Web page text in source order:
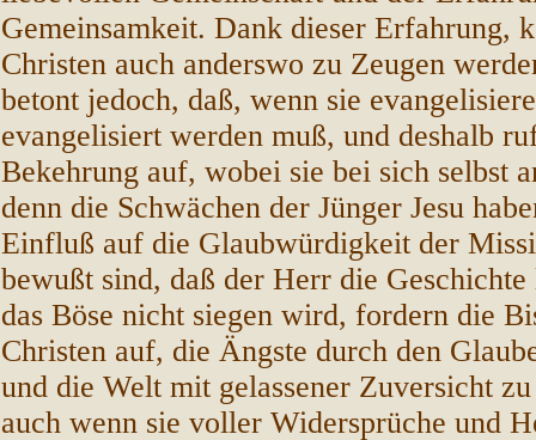
Gemeinsamkeit. Dank dieser Erfahrung,
Christen auch anderswo zu Zeugen
betont jedoch, daß, wenn sie
evangelisiert werden muß, und deshalb
Bekehrung auf, wobei sie bei sich selbst
denn die Schwächen der Jünger Jesu
Einfluß auf die Glaubwürdigkeit der
bewußt sind, daß der Herr die
das Böse nicht siegen wird, fordern die
Christen auf, die Ängste durch den
und die Welt mit gelassener Zuversicht
auch wenn sie voller Widersprüche und